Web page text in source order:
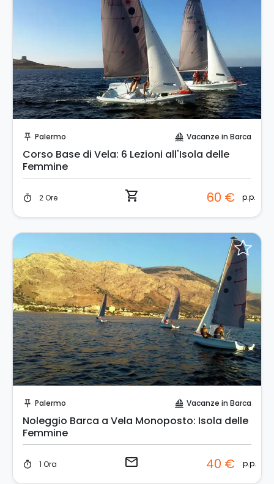
push_pin Palermo sailing Vacanze in Barca
Corso Base di Vela: 6 Lezioni all'Isola delle
Femmine
timer 2 Ore shopping_cart 60 € p.p.
push_pin Palermo sailing Vacanze in Barca
Noleggio Barca a Vela Monoposto: Isola delle
Femmine
timer 1 Ora email 40 € p.p.